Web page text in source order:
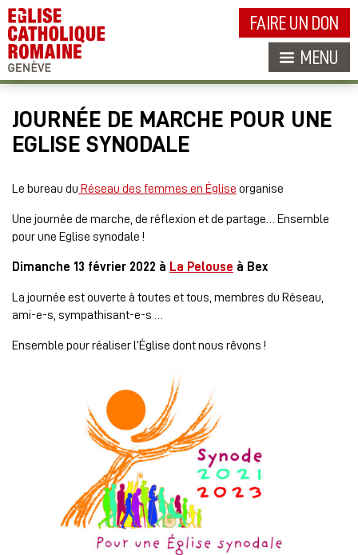
FAIRE UN DON
MENU
JOURNÉE DE MARCHE POUR UNE
EGLISE SYNODALE
Le bureau du Réseau des femmes en Église organise
Une journée de marche, de réflexion et de partage… Ensemble
pour une Eglise synodale !
Dimanche 13 février 2022 à La Pelouse à Bex
La journée est ouverte à toutes et tous, membres du Réseau,
ami-e-s, sympathisant-e-s …
Ensemble pour réaliser l’Église dont nous rêvons !